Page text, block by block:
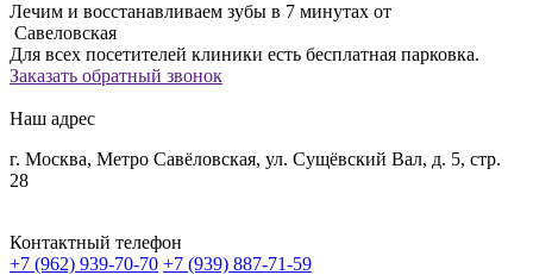
Лечим и восстанавливаем зубы в 7 минутах от
Савеловская
Для всех посетителей клиники есть бесплатная парковка.
Заказать обратный звонок
Наш адрес
г. Москва, Метро Савёловская, ул. Сущёвский Вал, д. 5, стр.
28
Контактный телефон
+7 (962) 939-70-70 +7 (939) 887-71-59